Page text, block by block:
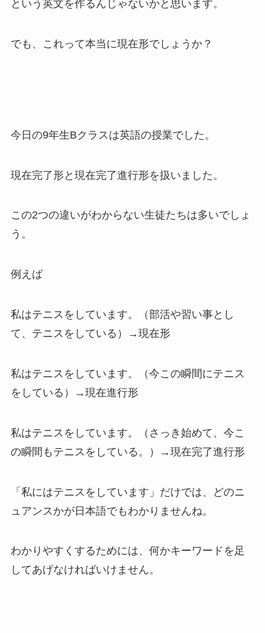
という英文を作るんじゃないかと思います。
でも、これって本当に現在形でしょうか？
今日の9年生Bクラスは英語の授業でした。
現在完了形と現在完了進行形を扱いました。
この2つの違いがわからない生徒たちは多いでしょ
う。
例えば
私はテニスをしています。（部活や習い事とし
て、テニスをしている）→現在形
私はテニスをしています。（今この瞬間にテニス
をしている）→現在進行形
私はテニスをしています。（さっき始めて、今こ
の瞬間もテニスをしている。）→現在完了進行形
「私にはテニスをしています」だけでは、どのニ
ュアンスかが日本語でもわかりませんね。
わかりやすくするためには、何かキーワードを足
してあげなければいけません。